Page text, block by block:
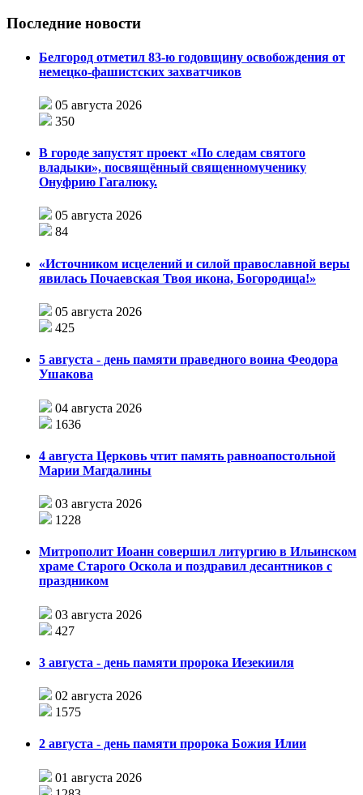
Последние новости
Белгород отметил 83-ю годовщину освобождения от
немецко-фашистских захватчиков
05 августа 2026
350
В городе запустят проект «По следам святого
владыки», посвящённый священномученику
Онуфрию Гагалюку.
05 августа 2026
84
«Источником исцелений и силой православной веры
явилась Почаевская Твоя икона, Богородица!»
05 августа 2026
425
5 августа - день памяти праведного воина Феодора
Ушакова
04 августа 2026
1636
4 августа Церковь чтит память равноапостольной
Марии Магдалины
03 августа 2026
1228
Митрополит Иоанн совершил литургию в Ильинском
храме Старого Оскола и поздравил десантников с
праздником
03 августа 2026
427
3 августа - день памяти пророка Иезекииля
02 августа 2026
1575
2 августа - день памяти пророка Божия Илии
01 августа 2026